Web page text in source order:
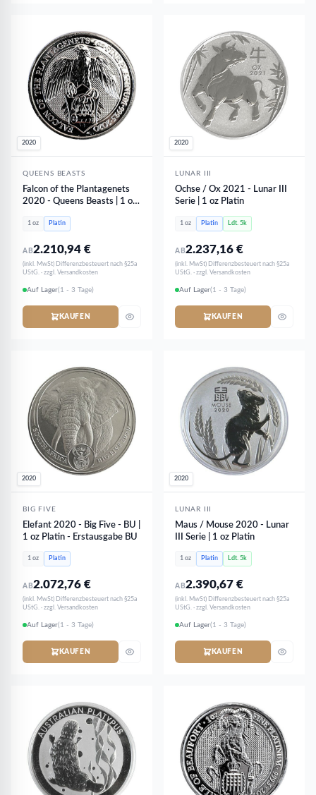
2020
QUEENS BEASTS
Falcon of the Plantagenets
2020 - Queens Beasts | 1 oz
1 oz Platin
AB2.210,94€
(inkl. MwSt) Differenzbesteuert nach §25a
UStG. · zzgl. Versandkosten
Auf Lager(1 - 3 Tage)
KAUFEN
2020
LUNAR III
Ochse / Ox 2021 - Lunar III
Serie | 1 oz Platin
1 oz Platin Ldt. 5k
AB2.237,16€
(inkl. MwSt) Differenzbesteuert nach §25a
UStG. · zzgl. Versandkosten
Auf Lager(1 - 3 Tage)
KAUFEN
2020
BIG FIVE
Elefant 2020 - Big Five - BU |
1 oz Platin - Erstausgabe BU
1 oz Platin
AB2.072,76€
(inkl. MwSt) Differenzbesteuert nach §25a
UStG. · zzgl. Versandkosten
Auf Lager(1 - 3 Tage)
KAUFEN
2020
LUNAR III
Maus / Mouse 2020 - Lunar
III Serie | 1 oz Platin
1 oz Platin Ldt. 5k
AB2.390,67€
(inkl. MwSt) Differenzbesteuert nach §25a
UStG. · zzgl. Versandkosten
Auf Lager(1 - 3 Tage)
KAUFEN